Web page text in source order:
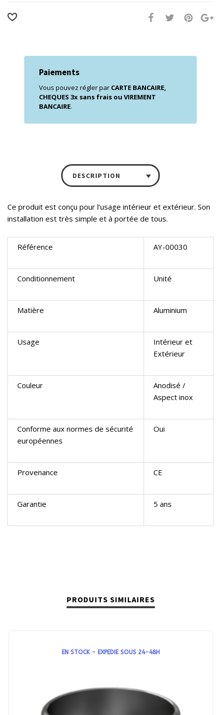
Paiements
Vous pouvez régler par CARTE BANCAIRE,
CHEQUES 3x sans frais ou VIREMENT
BANCAIRE.
DESCRIPTION
Ce produit est conçu pour l’usage intérieur et extérieur. Son
installation est très simple et à portée de tous.
Référence AY-00030
Conditionnement Unité
Matière Aluminium
Usage
Intérieur et
Extérieur
Couleur
Anodisé /
Aspect inox
Conforme aux normes de sécurité
européennes
Oui
Provenance CE
Garantie 5 ans
PRODUITS SIMILAIRES
EN STOCK - EXPEDIE SOUS 24-48H